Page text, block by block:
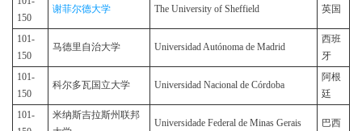
150
谢菲尔德大学 The University of Sheffield 英国
101-
150
马德里自治大学 Universidad Autónoma de Madrid
西班
牙
101-
150
科尔多瓦国立大学 Universidad Nacional de Córdoba
阿根
廷
101-
米纳斯吉拉斯州联邦
Universidade Federal de Minas Gerais 巴西